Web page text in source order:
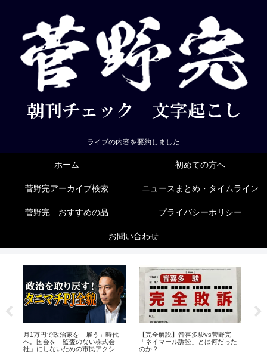
ライブの内容を要約しました
ホーム 初めての方へ
菅野完アーカイブ検索 ニュースまとめ・タイムライン
菅野完 おすすめの品 プライバシーポリシー
お問い合わせ
月1万円で政治家を「雇う」時代
へ。国会を「監査のない株式会
社」にしないための市民アクショ
【完全解説】音喜多駿vs菅野完
「ネイマール訴訟」とは何だった
のか？